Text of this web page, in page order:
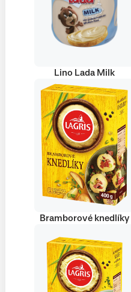
Lino Lada Milk
Bramborové knedlíky